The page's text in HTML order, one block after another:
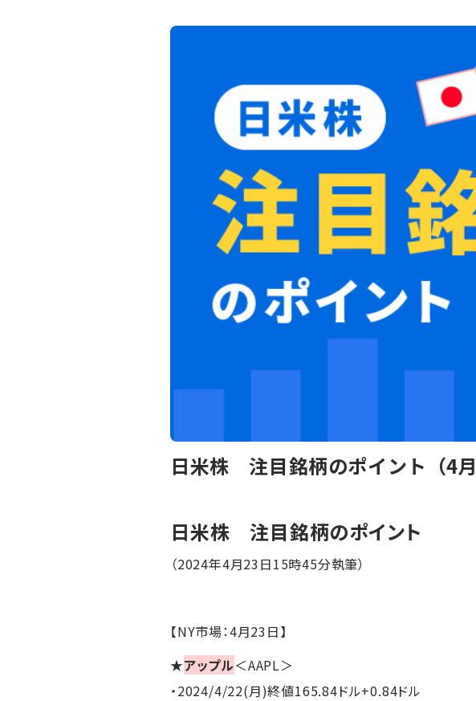
日米株 注目銘柄のポイント（4月
日米株 注目銘柄のポイント
（2024年4月23日15時45分執筆）
【NY市場：4月23日】
★アップル＜AAPL＞
・2024/4/22(月)終値165.84ドル+0.84ドル